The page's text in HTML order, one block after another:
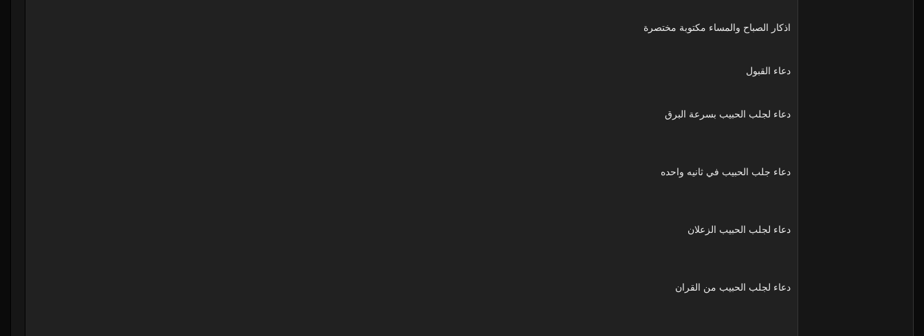
اذكار الصباح والمساء مكتوبة مختصرة
دعاء القبول
دعاء لجلب الحبيب بسرعة البرق
دعاء جلب الحبيب في ثانيه واحده
دعاء لجلب الحبيب الزعلان
دعاء لجلب الحبيب من القران